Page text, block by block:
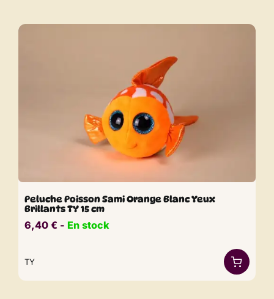
Peluche Poisson Sami Orange Blanc Yeux
Brillants TY 15 cm
6,40 € ​​ - En stock
TY